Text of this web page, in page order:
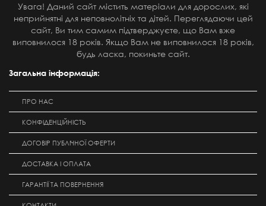
Увага! Даний сайт містить матеріали для дорослих, які
неприйнятні для неповнолітніх та дітей. Переглядаючи цей
сайт, Ви тим самим підтверджуєте, що Вам вже
виповнилося 18 років. Якщо Вам не виповнилося 18 років,
будь ласка, покиньте сайт.
Загальна інформація:
ПРО НАС
КОНФІДЕНЦІЙНІСТЬ
ДОГОВІР ПУБЛІЧНОЇ ОФЕРТИ
ДОСТАВКА І ОПЛАТА
ГАРАНТІЇ ТА ПОВЕРНЕННЯ